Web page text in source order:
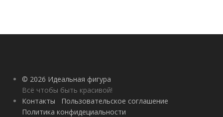
© 2026 Идеальная фигура
Всё чтобы быть красивой!
Контакты
Пользовательское соглашение
Политика конфидециальности